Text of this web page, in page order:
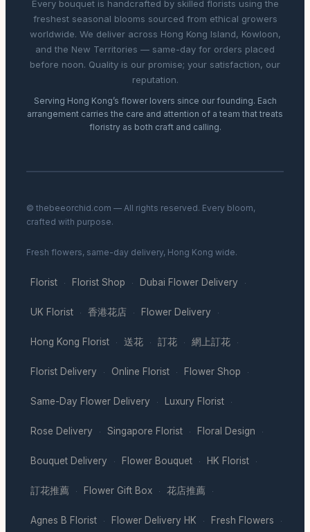
Every bouquet is handcrafted by skilled florists using the
freshest seasonal blooms sourced from ethical growers
worldwide. We deliver across Hong Kong Island, Kowloon,
and the New Territories — same-day for orders placed
before noon. Quality is our promise; your satisfaction, our
reputation.
Serving Hong Kong’s flower lovers since our founding. Each
arrangement carries the care and attention of a team that treats
floristry as both craft and calling.
© thebeeorchid.com — All rights reserved. Every bloom,
crafted with purpose.
Fresh flowers, same-day delivery, Hong Kong wide.
Florist · Florist Shop · Dubai Flower Delivery ·
UK Florist · 香港花店 · Flower Delivery ·
Hong Kong Florist · 送花 · 訂花 · 網上訂花 ·
Florist Delivery · Online Florist · Flower Shop ·
Same-Day Flower Delivery · Luxury Florist ·
Rose Delivery · Singapore Florist · Floral Design ·
Bouquet Delivery · Flower Bouquet · HK Florist ·
訂花推薦 · Flower Gift Box · 花店推薦 ·
Agnes B Florist · Flower Delivery HK · Fresh Flowers ·